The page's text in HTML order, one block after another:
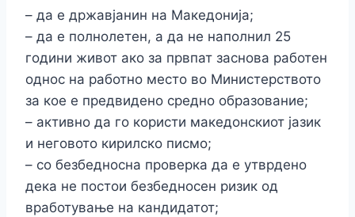
– да е државјанин на Македонија;
– да е полнолетен, а да не наполнил 25
години живот ако за првпат заснова работен
однос на работно место во Министерството
за кое е предвидено средно образование;
– активно да го користи македонскиот јазик
и неговото кирилско писмо;
– со безбедносна проверка да е утврдено
дека не постои безбедносен ризик од
вработување на кандидатот;